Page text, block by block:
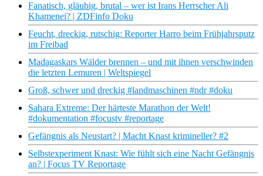
Fanatisch, gläubig, brutal – wer ist Irans Herrscher Ali
Khamenei? | ZDFinfo Doku
Feucht, dreckig, rutschig: Reporter Harro beim Frühjahrsputz
im Freibad
Madagaskars Wälder brennen – und mit ihnen verschwinden
die letzten Lemuren | Weltspiegel
Groß, schwer und dreckig #landmaschinen #ndr #doku
Sahara Extreme: Der härteste Marathon der Welt!
#dokumentation #focustv #reportage
Gefängnis als Neustart? | Macht Knast krimineller? #2
Selbstexperiment Knast: Wie fühlt sich eine Nacht Gefängnis
an? | Focus TV Reportage